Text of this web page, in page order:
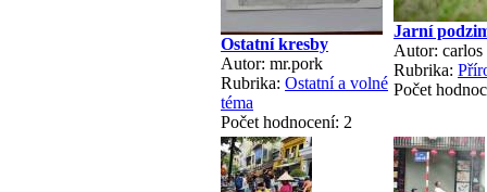
Ostatní kresby
Autor: mr.pork
Rubrika: Ostatní a volné
téma
Počet hodnocení: 2
Jarní
Autor: carlos
Rubrika:
Počet